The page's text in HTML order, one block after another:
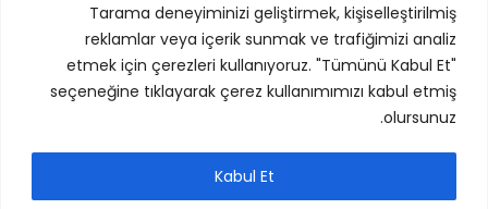
Tarama deneyiminizi geliştirmek, kişiselleştirilmiş
reklamlar veya içerik sunmak ve trafiğimizi analiz
etmek için çerezleri kullanıyoruz. "Tümünü Kabul Et"
seçeneğine tıklayarak çerez kullanımımızı kabul etmiş
olursunuz.
Kabul Et
الفئات
المولدات
مولد ديزل
مولد بنزين
مولد كهربائي للإيجار